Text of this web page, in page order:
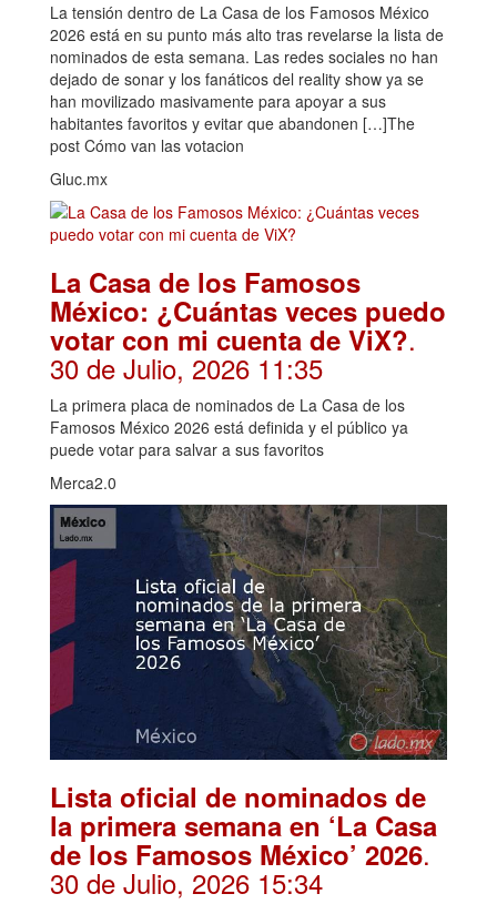
La tensión dentro de La Casa de los Famosos México
2026 está en su punto más alto tras revelarse la lista de
nominados de esta semana. Las redes sociales no han
dejado de sonar y los fanáticos del reality show ya se
han movilizado masivamente para apoyar a sus
habitantes favoritos y evitar que abandonen […]The
post Cómo van las votacion
Gluc.mx
La Casa de los Famosos
México: ¿Cuántas veces puedo
votar con mi cuenta de ViX?.
30 de Julio, 2026 11:35
La primera placa de nominados de La Casa de los
Famosos México 2026 está definida y el público ya
puede votar para salvar a sus favoritos
Merca2.0
Lista oficial de nominados de
la primera semana en ‘La Casa
de los Famosos México’ 2026.
30 de Julio, 2026 15:34